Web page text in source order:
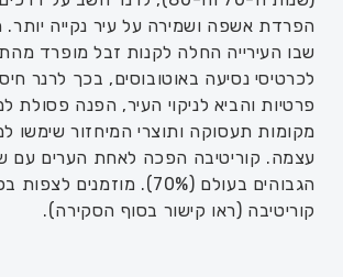
הפרדת אשפה ושמירה על עיר נקייה יותר.
שבו העירייה החלה לקנות זבל מופרד
לכרטיסי נסיעה באוטובוסים, בכך לרנר
פרטיות והביא לניקוי העיר, הפנה פסולת
מקומות תעסוקה ותוצרי המיחזור שימשו
עצמה. קוריטיבה הפכה לאחת הערים עם
הגבוהים בעולם (70%).
קוריטיבה (ראו קישור בסוף הסקירה).